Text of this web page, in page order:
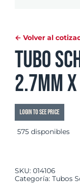
← Volver al
Tubo
2.7mm
Login to see price
575 disponibles
SKU: 014106
Categoría: Tubos